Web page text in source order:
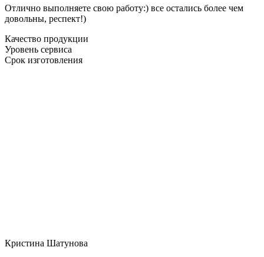
Отлично выполняете свою работу:) все остались более чем
довольны, респект!)
Качество продукции
Уровень сервиса
Срок изготовления
Кристина Шатунова